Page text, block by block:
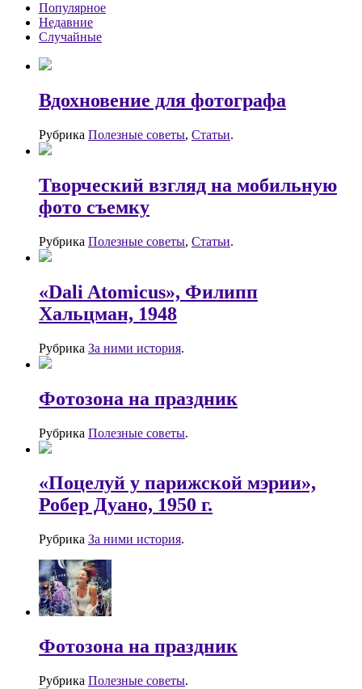
Популярное
Недавние
Случайные
Вдохновение для фотографа
Рубрика Полезные советы, Статьи.
Творческий взгляд на мобильную
фото съемку
Рубрика Полезные советы, Статьи.
«Dali Atomicus», Филипп
Хальцман, 1948
Рубрика За ними история.
Фотозона на праздник
Рубрика Полезные советы.
«Поцелуй у парижской мэрии»,
Робер Дуано, 1950 г.
Рубрика За ними история.
Фотозона на праздник
Рубрика Полезные советы.